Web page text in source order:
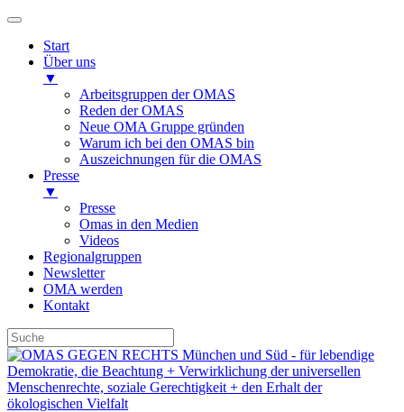
Start
Über uns
▼
Arbeitsgruppen der OMAS
Reden der OMAS
Neue OMA Gruppe gründen
Warum ich bei den OMAS bin
Auszeichnungen für die OMAS
Presse
▼
Presse
Omas in den Medien
Videos
Regionalgruppen
Newsletter
OMA werden
Kontakt